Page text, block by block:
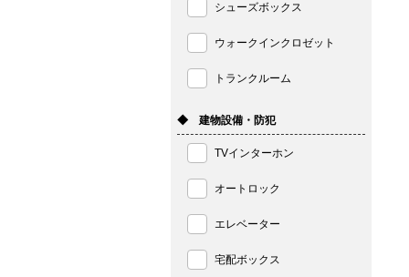
シューズボックス
ウォークインクロゼット
トランクルーム
◆ 建物設備・防犯
TVインターホン
オートロック
エレベーター
宅配ボックス